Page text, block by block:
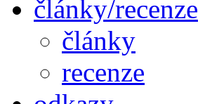
články/recenze
články
recenze